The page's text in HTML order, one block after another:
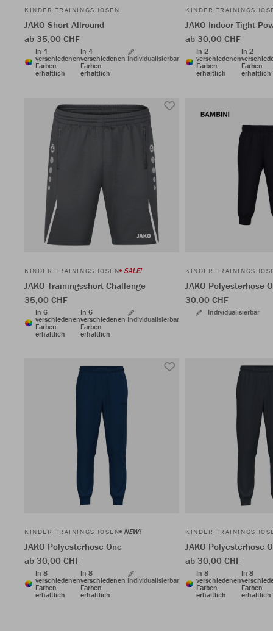
KINDER TRAININGSHOSEN
JAKO Short Allround
ab 35,00 CHF
In 4
verschiedenen
Farben
erhältlich
In 4
verschiedenen
Farben
erhältlich
Individualisierbar
KINDER
JAKO Indoor Tight
ab 30,00 CHF
In 2
verschiedenen
Farben
erhältlich
In 2
Farben
erhältlich
KINDER TRAININGSHOSEN SALE!
JAKO Trainingsshort Challenge
35,00 CHF
In 6
verschiedenen
Farben
erhältlich
In 6
verschiedenen
Farben
erhältlich
Individualisierbar
KINDER
JAKO Polyesterhose
30,00 CHF
Individualisierbar
KINDER TRAININGSHOSEN NEW!
JAKO Polyesterhose One
ab 30,00 CHF
In 8
verschiedenen
Farben
erhältlich
In 8
verschiedenen
Farben
erhältlich
Individualisierbar
KINDER
JAKO Polyesterhose
ab 30,00 CHF
In 8
verschiedenen
Farben
erhältlich
In 8
Farben
erhältlich